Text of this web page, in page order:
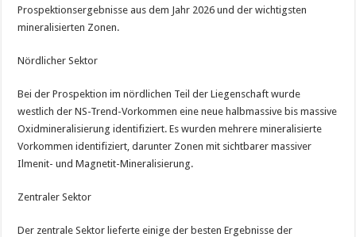
Prospektionsergebnisse aus dem Jahr 2026 und der wichtigsten
mineralisierten Zonen.
Nördlicher Sektor
Bei der Prospektion im nördlichen Teil der Liegenschaft wurde
westlich der NS-Trend-Vorkommen eine neue halbmassive bis massive
Oxidmineralisierung identifiziert. Es wurden mehrere mineralisierte
Vorkommen identifiziert, darunter Zonen mit sichtbarer massiver
Ilmenit- und Magnetit-Mineralisierung.
Zentraler Sektor
Der zentrale Sektor lieferte einige der besten Ergebnisse der